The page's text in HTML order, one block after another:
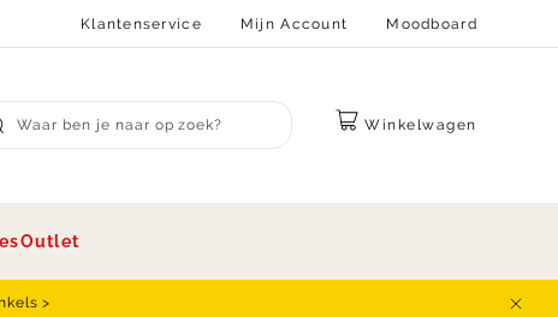
Klantenservice Mijn Account Moodboard
search
Winkelwagen
Outlet
>